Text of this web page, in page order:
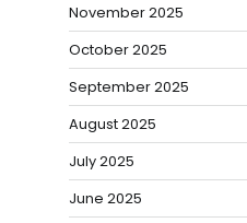
November 2025
October 2025
September 2025
August 2025
July 2025
June 2025